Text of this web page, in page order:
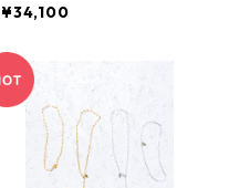
¥34,100